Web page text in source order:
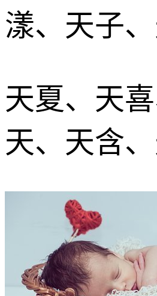
漾、天子
天夏、天
天、天含